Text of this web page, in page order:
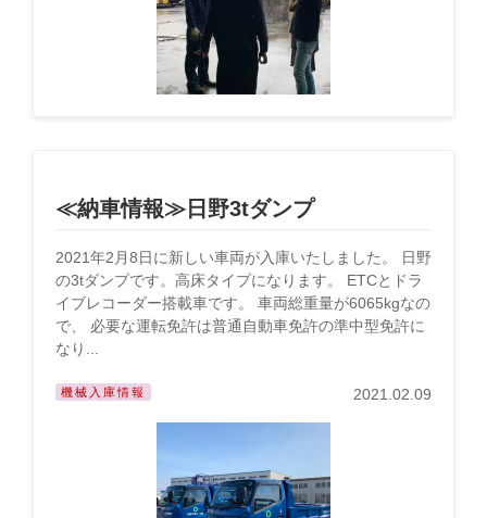
≪納車情報≫日野3tダンプ
2021年2月8日に新しい車両が入庫いたしました。 日野
の3tダンプです。高床タイプになります。 ETCとドラ
イブレコーダー搭載車です。 車両総重量が6065kgなの
で、 必要な運転免許は普通自動車免許の準中型免許に
なり...
機械入庫情報 2021.02.09